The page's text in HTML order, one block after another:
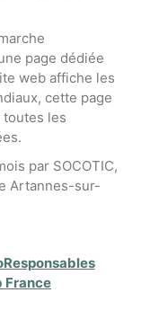
page dédiée
web affiche les
cette page
les
par SOCOTIC,
Artannes-sur-
France